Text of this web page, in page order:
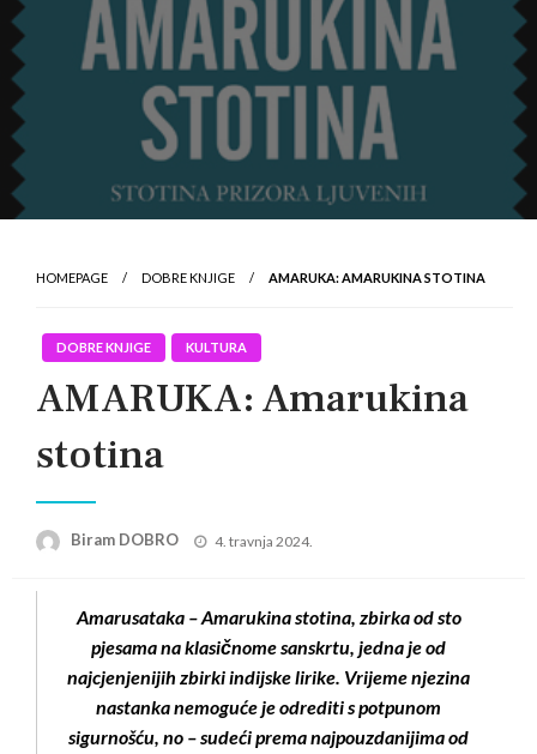
HOMEPAGE DOBRE KNJIGE AMARUKA: AMARUKINA STOTINA
DOBRE KNJIGE KULTURA
AMARUKA: Amarukina
stotina
Biram DOBRO
Posted
4. travnja 2024.
Amarusataka – Amarukina stotina, zbirka od sto
pjesama na klasičnome sanskrtu, jedna je od
najcjenjenijih zbirki indijske lirike. Vrijeme njezina
nastanka nemoguće je odrediti s potpunom
sigurnošću, no – sudeći prema najpouzdanijima od